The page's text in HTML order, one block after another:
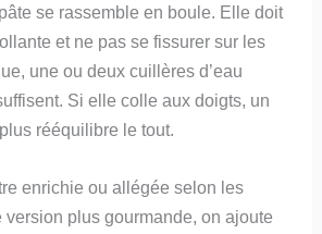
se rassemble en boule. Elle doit
et ne pas se fissurer sur les
une ou deux cuillères d’eau
Si elle colle aux doigts, un
rééquilibre le tout.
enrichie ou allégée selon les
version plus gourmande, on ajoute